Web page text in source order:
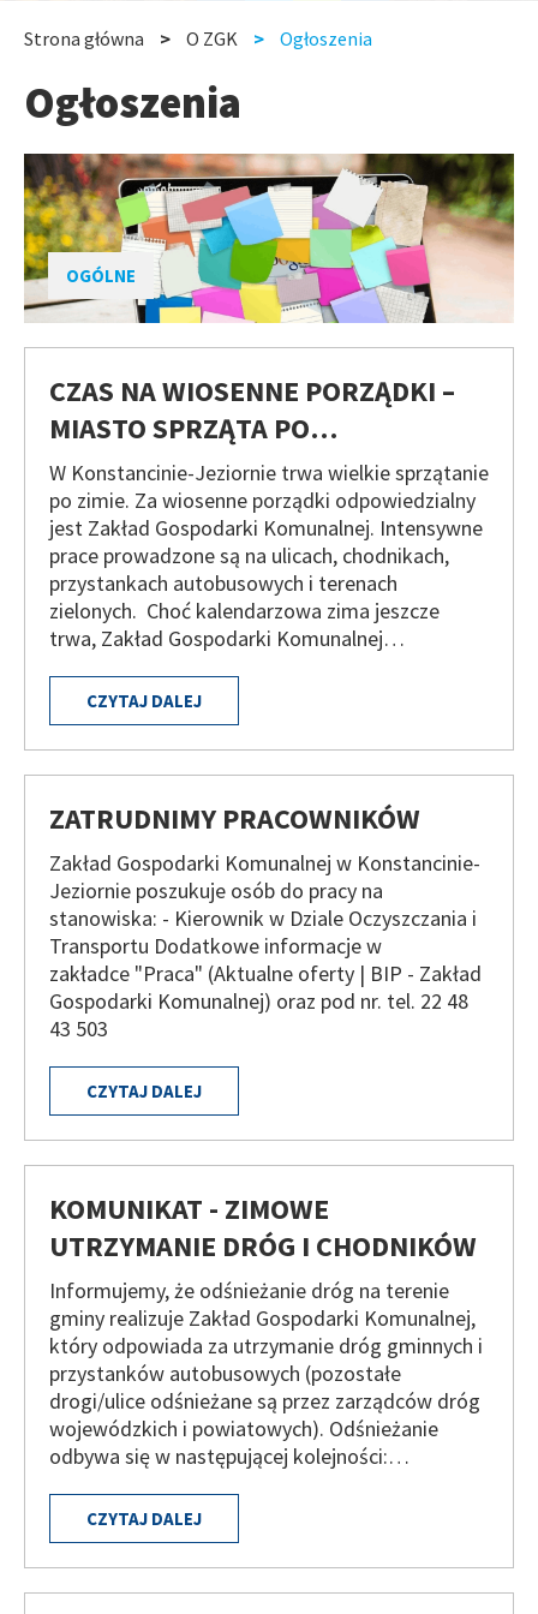
nawigacyjna
Strona główna O ZGK Ogłoszenia
Ogłoszenia
OGÓLNE
CZAS NA WIOSENNE PORZĄDKI –
MIASTO SPRZĄTA PO…
W Konstancinie-Jeziornie trwa wielkie sprzątanie
po zimie. Za wiosenne porządki odpowiedzialny
jest Zakład Gospodarki Komunalnej. Intensywne
prace prowadzone są na ulicach, chodnikach,
przystankach autobusowych i terenach
zielonych. Choć kalendarzowa zima jeszcze
trwa, Zakład Gospodarki Komunalnej…
CZYTAJ DALEJ
ZATRUDNIMY PRACOWNIKÓW
Zakład Gospodarki Komunalnej w Konstancinie-
Jeziornie poszukuje osób do pracy na
stanowiska: - Kierownik w Dziale Oczyszczania i
Transportu Dodatkowe informacje w
zakładce "Praca" (Aktualne oferty | BIP - Zakład
Gospodarki Komunalnej) oraz pod nr. tel. 22 48
43 503
CZYTAJ DALEJ
KOMUNIKAT - ZIMOWE
UTRZYMANIE DRÓG I CHODNIKÓW
Informujemy, że odśnieżanie dróg na terenie
gminy realizuje Zakład Gospodarki Komunalnej,
który odpowiada za utrzymanie dróg gminnych i
przystanków autobusowych (pozostałe
drogi/ulice odśnieżane są przez zarządców dróg
wojewódzkich i powiatowych). Odśnieżanie
odbywa się w następującej kolejności:…
CZYTAJ DALEJ